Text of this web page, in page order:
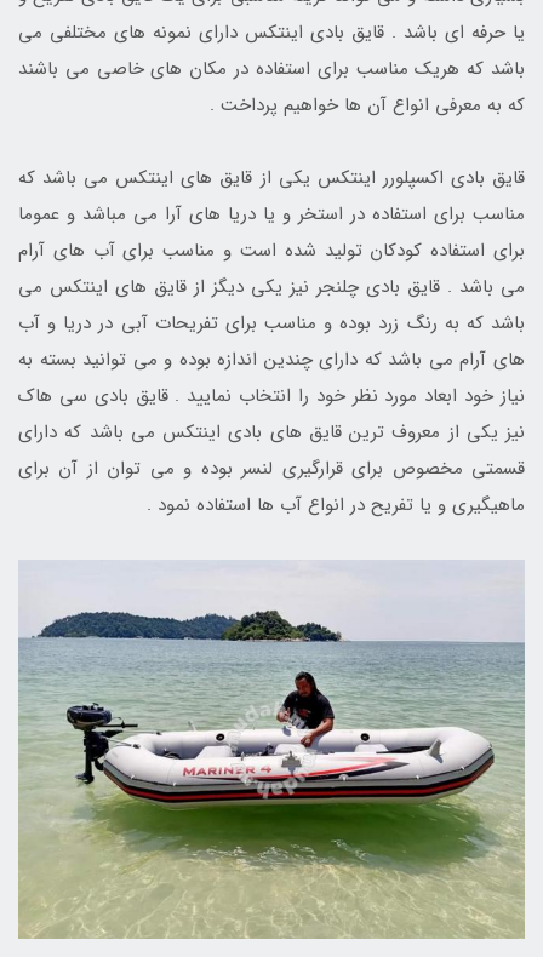
یا حرفه ای باشد . قایق بادی اینتکس دارای نمونه های مختلفی می
باشد که هریک مناسب برای استفاده در مکان های خاصی می باشند
که به معرفی انواع آن ها خواهیم پرداخت .
قایق بادی اکسپلورر اینتکس یکی از قایق های اینتکس می باشد که
مناسب برای استفاده در استخر و یا دریا های آرا می مباشد و عموما
برای استفاده کودکان تولید شده است و مناسب برای آب های آرام
می باشد . قایق بادی چلنجر نیز یکی دیگز از قایق های اینتکس می
باشد که به رنگ زرد بوده و مناسب برای تفریحات آبی در دریا و آب
های آرام می باشد که دارای چندین اندازه بوده و می توانید بسته به
نیاز خود ابعاد مورد نظر خود را انتخاب نمایید . قایق بادی سی هاک
نیز یکی از معروف ترین قایق های بادی اینتکس می باشد که دارای
قسمتی مخصوص برای قرارگیری لنسر بوده و می توان از آن برای
ماهیگیری و یا تفریح در انواع آب ها استفاده نمود .